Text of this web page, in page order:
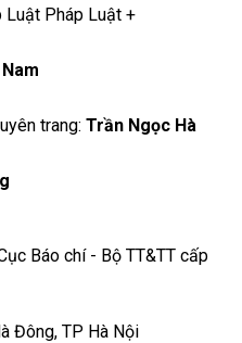
Luật Pháp Luật +
trang: Trần Ngọc Hà
Báo chí - Bộ TT&TT cấp
Đông, TP Hà Nội